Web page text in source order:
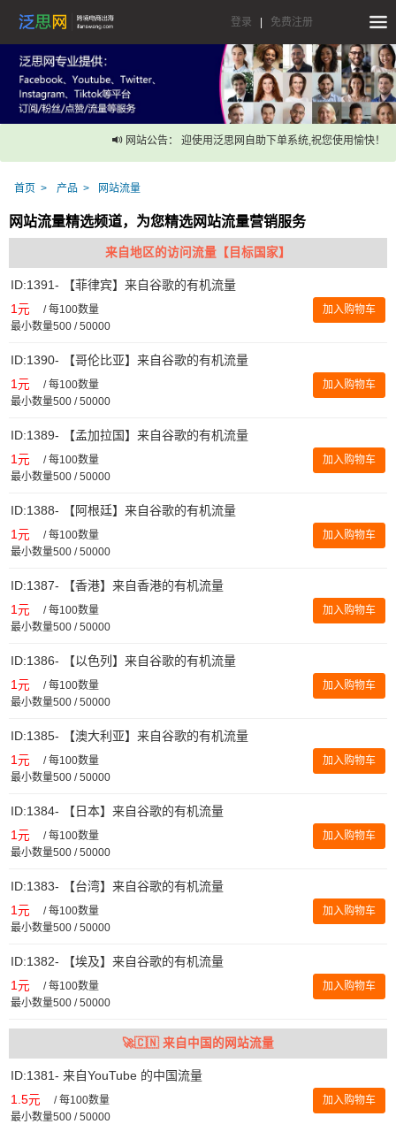
登录 免费注册
网站公告： 迎使用泛思网自助下单系统,祝您使用愉快！
首页 产品 网站流量
网站流量精选频道，为您精选网站流量营销服务
来自地区的访问流量【目标国家】
ID:1391- 【菲律宾】来自谷歌的有机流量
1元 /每100数量
最小数量500 / 50000
加入购物车
ID:1390- 【哥伦比亚】来自谷歌的有机流量
1元 /每100数量
最小数量500 / 50000
加入购物车
ID:1389- 【孟加拉国】来自谷歌的有机流量
1元 /每100数量
最小数量500 / 50000
加入购物车
ID:1388- 【阿根廷】来自谷歌的有机流量
1元 /每100数量
最小数量500 / 50000
加入购物车
ID:1387- 【香港】来自香港的有机流量
1元 /每100数量
最小数量500 / 50000
加入购物车
ID:1386- 【以色列】来自谷歌的有机流量
1元 /每100数量
最小数量500 / 50000
加入购物车
ID:1385- 【澳大利亚】来自谷歌的有机流量
1元 /每100数量
最小数量500 / 50000
加入购物车
ID:1384- 【日本】来自谷歌的有机流量
1元 /每100数量
最小数量500 / 50000
加入购物车
ID:1383- 【台湾】来自谷歌的有机流量
1元 /每100数量
最小数量500 / 50000
加入购物车
ID:1382- 【埃及】来自谷歌的有机流量
1元 /每100数量
最小数量500 / 50000
加入购物车
🚀🇨🇳 来自中国的网站流量
ID:1381- 来自YouTube 的中国流量
1.5元 /每100数量
最小数量500 / 50000
加入购物车